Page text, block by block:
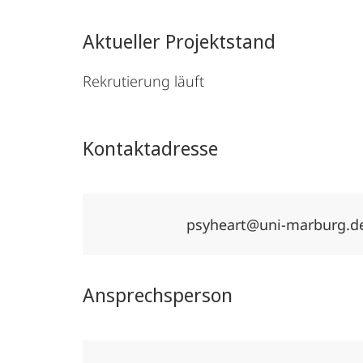
Aktueller Projektstand
Rekrutierung läuft
Kontaktadresse
psyheart@uni-
Ansprechsperson